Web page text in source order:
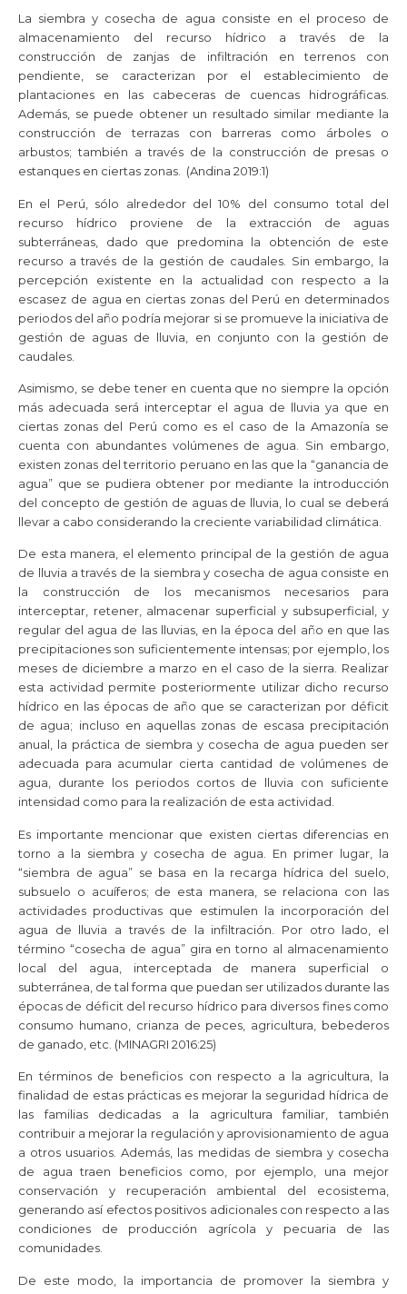
La siembra y cosecha de agua consiste en el proceso de
almacenamiento del recurso hídrico a través de la
construcción de zanjas de infiltración en terrenos con
pendiente, se caracterizan por el establecimiento de
plantaciones en las cabeceras de cuencas hidrográficas.
Además, se puede obtener un resultado similar mediante la
construcción de terrazas con barreras como árboles o
arbustos; también a través de la construcción de presas o
estanques en ciertas zonas. (Andina 2019:1)
En el Perú, sólo alrededor del 10% del consumo total del
recurso hídrico proviene de la extracción de aguas
subterráneas, dado que predomina la obtención de este
recurso a través de la gestión de caudales. Sin embargo, la
percepción existente en la actualidad con respecto a la
escasez de agua en ciertas zonas del Perú en determinados
periodos del año podría mejorar si se promueve la iniciativa de
gestión de aguas de lluvia, en conjunto con la gestión de
caudales.
Asimismo, se debe tener en cuenta que no siempre la opción
más adecuada será interceptar el agua de lluvia ya que en
ciertas zonas del Perú como es el caso de la Amazonía se
cuenta con abundantes volúmenes de agua. Sin embargo,
existen zonas del territorio peruano en las que la “ganancia de
agua” que se pudiera obtener por mediante la introducción
del concepto de gestión de aguas de lluvia, lo cual se deberá
llevar a cabo considerando la creciente variabilidad climática.
De esta manera, el elemento principal de la gestión de agua
de lluvia a través de la siembra y cosecha de agua consiste en
la construcción de los mecanismos necesarios para
interceptar, retener, almacenar superficial y subsuperficial, y
regular del agua de las lluvias, en la época del año en que las
precipitaciones son suficientemente intensas; por ejemplo, los
meses de diciembre a marzo en el caso de la sierra. Realizar
esta actividad permite posteriormente utilizar dicho recurso
hídrico en las épocas de año que se caracterizan por déficit
de agua; incluso en aquellas zonas de escasa precipitación
anual, la práctica de siembra y cosecha de agua pueden ser
adecuada para acumular cierta cantidad de volúmenes de
agua, durante los periodos cortos de lluvia con suficiente
intensidad como para la realización de esta actividad.
Es importante mencionar que existen ciertas diferencias en
torno a la siembra y cosecha de agua. En primer lugar, la
“siembra de agua” se basa en la recarga hídrica del suelo,
subsuelo o acuíferos; de esta manera, se relaciona con las
actividades productivas que estimulen la incorporación del
agua de lluvia a través de la infiltración. Por otro lado, el
término “cosecha de agua” gira en torno al almacenamiento
local del agua, interceptada de manera superficial o
subterránea, de tal forma que puedan ser utilizados durante las
épocas de déficit del recurso hídrico para diversos fines como
consumo humano, crianza de peces, agricultura, bebederos
de ganado, etc. (MINAGRI 2016:25)
En términos de beneficios con respecto a la agricultura, la
finalidad de estas prácticas es mejorar la seguridad hídrica de
las familias dedicadas a la agricultura familiar, también
contribuir a mejorar la regulación y aprovisionamiento de agua
a otros usuarios. Además, las medidas de siembra y cosecha
de agua traen beneficios como, por ejemplo, una mejor
conservación y recuperación ambiental del ecosistema,
generando así efectos positivos adicionales con respecto a las
condiciones de producción agrícola y pecuaria de las
comunidades.
De este modo, la importancia de promover la siembra y